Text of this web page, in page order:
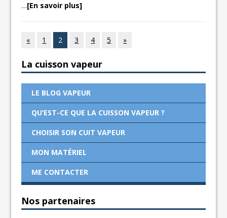
…[En savoir plus]
« 1 2 3 4 5 »
La cuisson vapeur
LE BLOG VAPEUR
QU’EST-CE QUE LA CUISSON VAPEUR ?
CHOISIR SON CUIT VAPEUR
MON MATÉRIEL
ME CONTACTER
Nos partenaires